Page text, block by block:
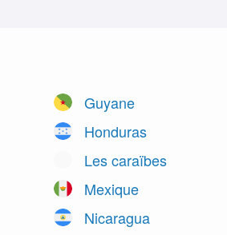
Guyane
Honduras
Les caraïbes
Mexique
Nicaragua